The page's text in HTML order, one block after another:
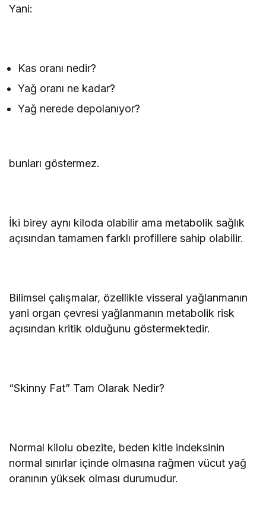
Yani:
Kas oranı nedir?
Yağ oranı ne kadar?
Yağ nerede depolanıyor?
bunları göstermez.
İki birey aynı kiloda olabilir ama metabolik sağlık
açısından tamamen farklı profillere sahip olabilir.
Bilimsel çalışmalar, özellikle visseral yağlanmanın
yani organ çevresi yağlanmanın metabolik risk
açısından kritik olduğunu göstermektedir.
“Skinny Fat” Tam Olarak Nedir?
Normal kilolu obezite, beden kitle indeksinin
normal sınırlar içinde olmasına rağmen vücut yağ
oranının yüksek olması durumudur.